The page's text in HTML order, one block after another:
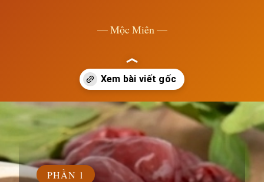
— Mộc Miên —
Đang mở
PHẦN 1